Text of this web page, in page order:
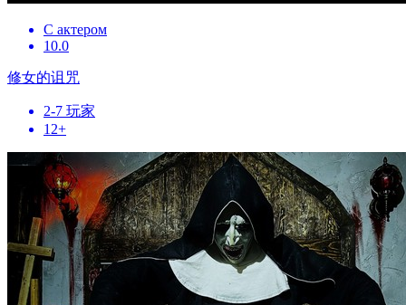
С актером
10.0
修女的诅咒
2-7 玩家
12+